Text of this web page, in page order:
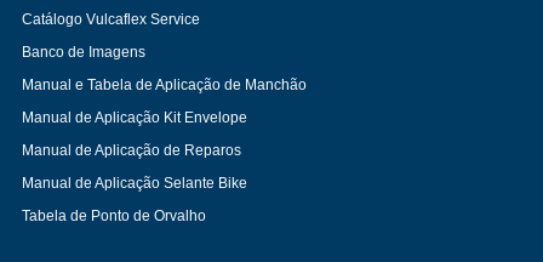
Catálogo Vulcaflex Service
Banco de Imagens
Manual e Tabela de Aplicação de Manchão
Manual de Aplicação Kit Envelope
Manual de Aplicação de Reparos
Manual de Aplicação Selante Bike
Tabela de Ponto de Orvalho